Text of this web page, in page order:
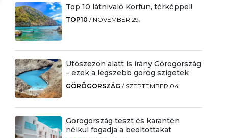
Top 10 látnivaló Korfun, térképpel!
TOP10 / NOVEMBER 29.
Utószezon alatt is irány Görögország
– ezek a legszebb görög szigetek
GÖRÖGORSZÁG / SZEPTEMBER 04.
Görögország teszt és karantén
nélkül fogadja a beoltottakat